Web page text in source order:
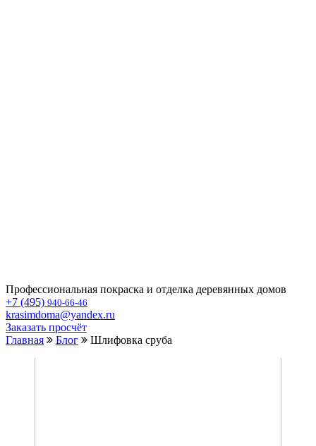
Профессиональная покраска и отделка деревянных домов
+7 (495) 940-66-46
krasimdoma@yandex.ru
Заказать просчёт
Главная
Блог Шлифовка сруба